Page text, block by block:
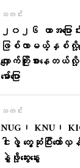
သတင်း
၂၀၂၆ ဟာအ​ပြောင်
ဖြစ်လာမယ့်နှစ်လို့မျှေ
လျှောက်ကြိုးစား​န
မော်​ပြော
သတင်း
NUG၊ KNU၊
ငါးဖွဲ့ ​​တွေ့ဆုံပြီးတော်
နွှဲဖို့ဆွေးနွေး